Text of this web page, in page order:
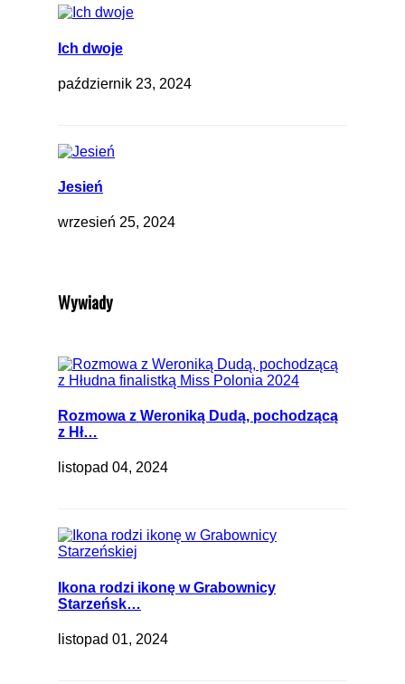
Ich dwoje
październik 23, 2024
Jesień
wrzesień 25, 2024
Wywiady
Rozmowa z Weroniką Dudą, pochodzącą
z Hł…
listopad 04, 2024
Ikona rodzi ikonę w Grabownicy
Starzeńsk…
listopad 01, 2024